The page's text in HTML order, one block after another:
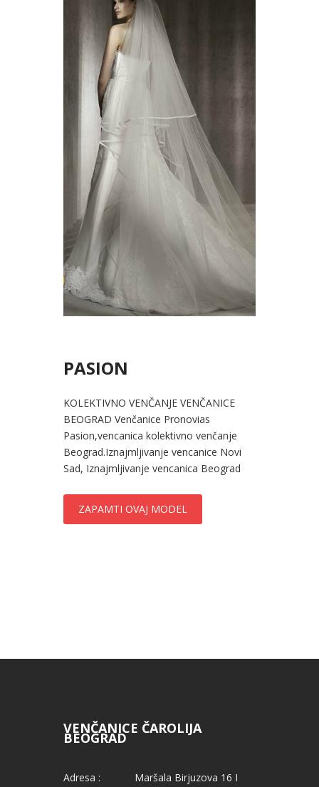
PASION
KOLEKTIVNO VENČANJE VENČANICE
BEOGRAD Venčanice Pronovias
Pasion,vencanica kolektivno venčanje
Beograd.Iznajmljivanje vencanice Novi
Sad, Iznajmljivanje vencanica Beograd
ZAPAMTI OVAJ MODEL
VENČANICE ČAROLIJA
BEOGRAD
Adresa :
Maršala Birjuzova 16 I